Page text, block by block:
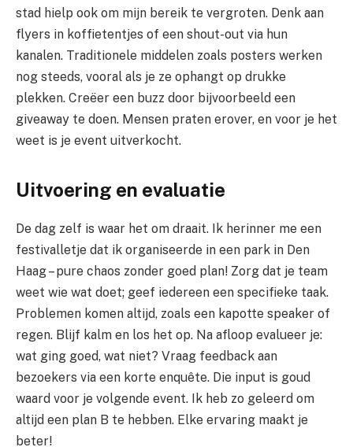
stad hielp ook om mijn bereik te vergroten. Denk aan
flyers in koffietentjes of een shout-out via hun
kanalen. Traditionele middelen zoals posters werken
nog steeds, vooral als je ze ophangt op drukke
plekken. Creëer een buzz door bijvoorbeeld een
giveaway te doen. Mensen praten erover, en voor je het
weet is je event uitverkocht.
Uitvoering en evaluatie
De dag zelf is waar het om draait. Ik herinner me een
festivalletje dat ik organiseerde in een park in Den
Haag – pure chaos zonder goed plan! Zorg dat je team
weet wie wat doet; geef iedereen een specifieke taak.
Problemen komen altijd, zoals een kapotte speaker of
regen. Blijf kalm en los het op. Na afloop evalueer je:
wat ging goed, wat niet? Vraag feedback aan
bezoekers via een korte enquête. Die input is goud
waard voor je volgende event. Ik heb zo geleerd om
altijd een plan B te hebben. Elke ervaring maakt je
beter!